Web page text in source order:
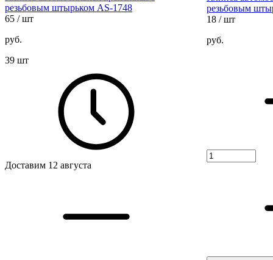
резьбовым штырьком AS-1748
65 / шт
руб.
39 шт
Доставим 12 августа
резьбовым
18 / шт
руб.